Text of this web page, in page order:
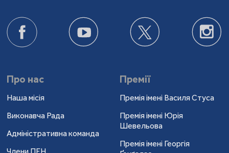
Про нас
Наша місія
Виконавча Рада
Адміністративна команда
Премії
Премія імені Василя Стуса
Премія імені Юрія
Шевельова
Премія імені Георгія